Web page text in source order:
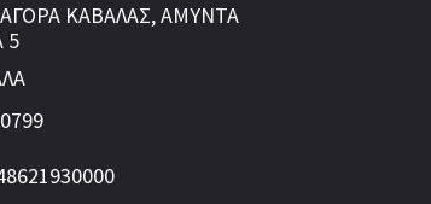
ΚΑΒΑΛΑΣ, ΑΜΥΝΤΑ
5